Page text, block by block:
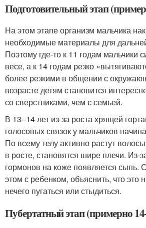
Подготовительный этап
На этом этапе организм мальчика
необходимые материалы для
Поэтому где-то к 11 годам мальчики
весе, а к 14 годам резко
более резкими в общении с
возрасте детям становится
со сверстниками, чем с семьей.
В 13–14 лет из-за роста хрящей
голосовых связок у мальчиков
По всему телу активно растут
в росте, становятся шире плечи. Из-
гормонов на коже появляется сыпь.
этом с ребенком, объяснить, что это
нечего пугаться или стыдиться.
Пубертатный этап (примерно